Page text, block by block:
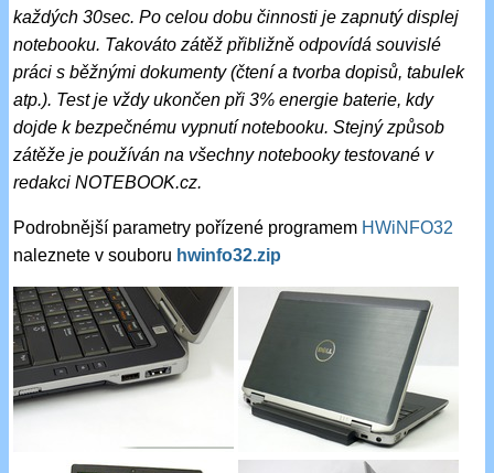
každých 30sec. Po celou dobu činnosti je zapnutý displej
notebooku. Takováto zátěž přibližně odpovídá souvislé
práci s běžnými dokumenty (čtení a tvorba dopisů, tabulek
atp.). Test je vždy ukončen při 3% energie baterie, kdy
dojde k bezpečnému vypnutí notebooku. Stejný způsob
zátěže je používán na všechny notebooky testované v
redakci NOTEBOOK.cz.
Podrobnější parametry pořízené programem HWiNFO32
naleznete v souboru hwinfo32.zip